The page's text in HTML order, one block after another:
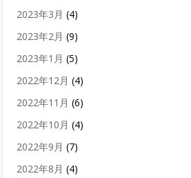
2023年3月 (4)
2023年2月 (9)
2023年1月 (5)
2022年12月 (4)
2022年11月 (6)
2022年10月 (4)
2022年9月 (7)
2022年8月 (4)